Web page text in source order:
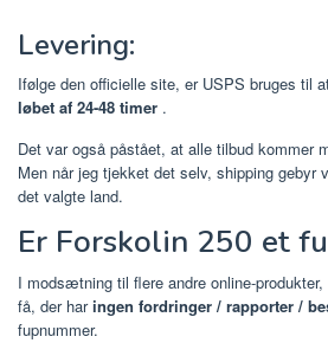
Levering:
Ifølge den officielle site, er USPS bruges til
løbet af 24-48 timer .
Det var også påstået, at alle tilbud kommer
Men når jeg tjekket det selv, shipping gebyr
det valgte land.
Er Forskolin 250 et
I modsætning til flere andre online-
få, der haringen fordringer / rapporter /
fupnummer.